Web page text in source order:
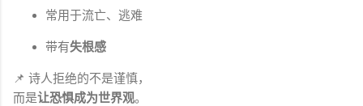
常用于流亡、逃难
带有失根感
📌 诗人拒绝的不是谨慎，
而是让恐惧成为世界观。